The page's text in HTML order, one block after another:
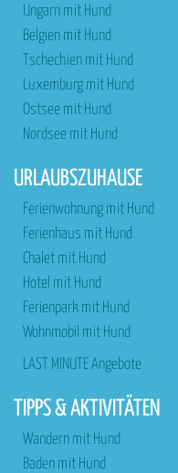
Ungarn mit Hund
Belgien mit Hund
Tschechien mit Hund
Luxemburg mit Hund
Ostsee mit Hund
Nordsee mit Hund
URLAUBSZUHAUSE
Ferienwohnung mit Hund
Ferienhaus mit Hund
Chalet mit Hund
Hotel mit Hund
Ferienpark mit Hund
Wohnmobil mit Hund
LAST MINUTE Angebote
TIPPS & AKTIVITÄTEN
Wandern mit Hund
Baden mit Hund